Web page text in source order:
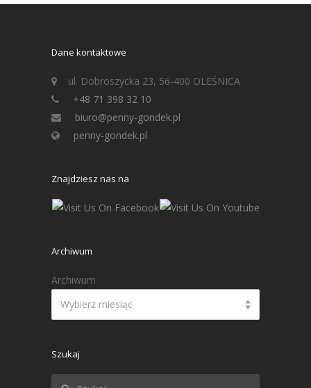
Dane kontaktowe
ul. Dobroszycka 23, 56-400 OLEŚNICA
+48 71 398 32 10
biuro@penny-gondek.pl
penny-gondek.pl
Znajdziesz nas na
Archiwum
Archiwum
Wybierz miesiąc
Szukaj